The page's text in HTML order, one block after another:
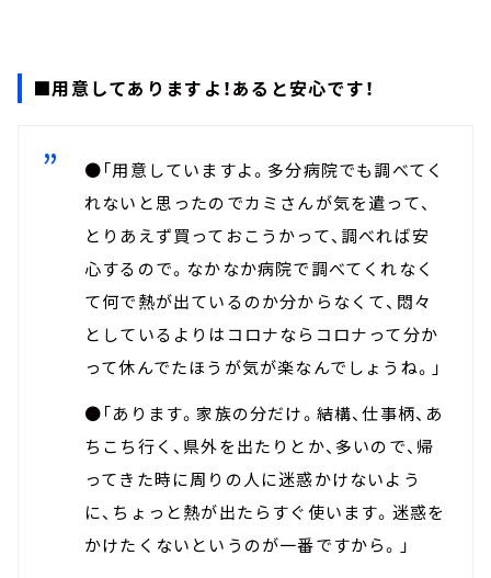
■用意してありますよ！あると安心です！
●「用意していますよ。多分病院でも調べてく
れないと思ったのでカミさんが気を遣って、
とりあえず買っておこうかって、調べれば安
心するので。なかなか病院で調べてくれなく
て何で熱が出ているのか分からなくて、悶々
としているよりはコロナならコロナって分か
って休んでたほうが気が楽なんでしょうね。」
●「あります。家族の分だけ。結構、仕事柄、あ
ちこち行く、県外を出たりとか、多いので、帰
ってきた時に周りの人に迷惑かけないよう
に、ちょっと熱が出たらすぐ使います。迷惑を
かけたくないというのが一番ですから。」